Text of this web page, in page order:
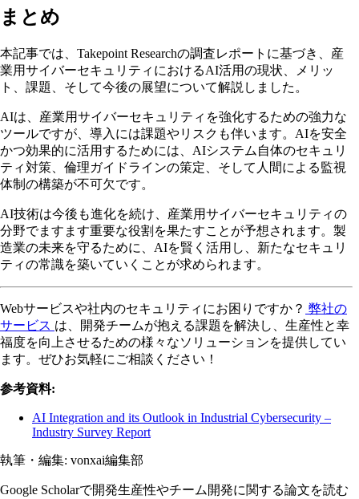
まとめ
本記事では、Takepoint Researchの調査レポートに基づき、産
業用サイバーセキュリティにおけるAI活用の現状、メリッ
ト、課題、そして今後の展望について解説しました。
AIは、産業用サイバーセキュリティを強化するための強力な
ツールですが、導入には課題やリスクも伴います。AIを安全
かつ効果的に活用するためには、AIシステム自体のセキュリ
ティ対策、倫理ガイドラインの策定、そして人間による監視
体制の構築が不可欠です。
AI技術は今後も進化を続け、産業用サイバーセキュリティの
分野でますます重要な役割を果たすことが予想されます。製
造業の未来を守るために、AIを賢く活用し、新たなセキュリ
ティの常識を築いていくことが求められます。
Webサービスや社内のセキュリティにお困りですか？ 弊社の
サービス は、開発チームが抱える課題を解決し、生産性と幸
福度を向上させるための様々なソリューションを提供してい
ます。ぜひお気軽にご相談ください！
参考資料:
AI Integration and its Outlook in Industrial Cybersecurity –
Industry Survey Report
執筆・編集: vonxai編集部
Google Scholarで開発生産性やチーム開発に関する論文を読む